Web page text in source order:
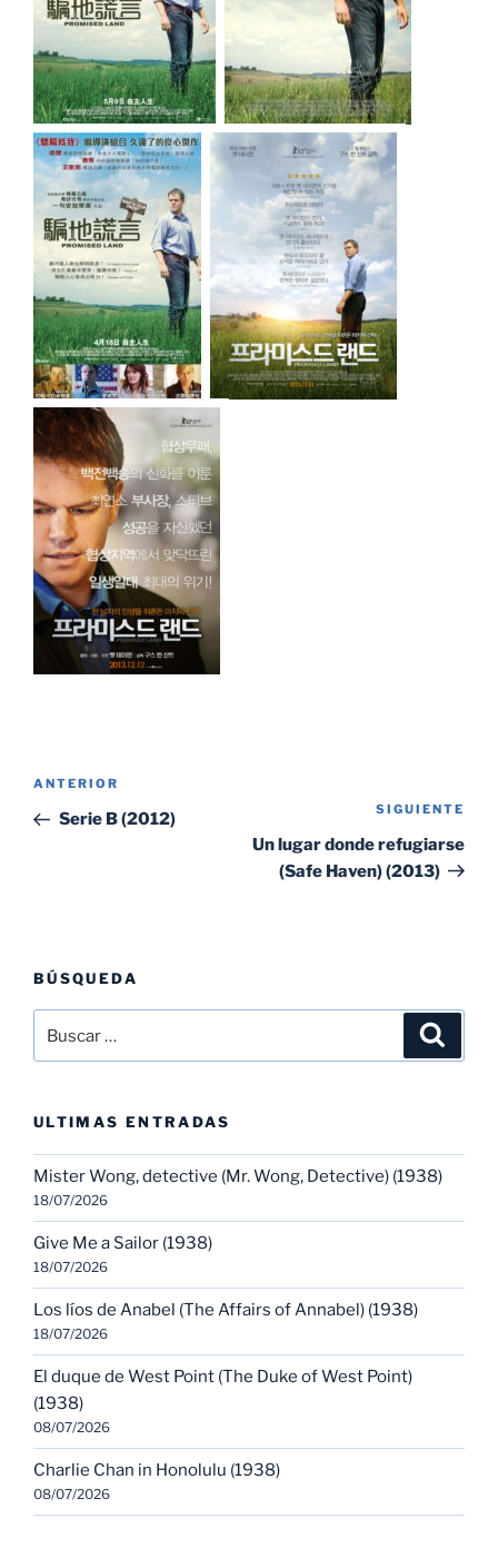
Navegación
entradas
Entrada
anterior:
ANTERIOR
Serie B (2012)
SIGUIENTE
Un lugar donde refugiarse
(Safe Haven) (2013)
BÚSQUEDA
por:
ULTIMAS ENTRADAS
Mister Wong, detective (Mr. Wong, Detective) (1938)
18/07/2026
Give Me a Sailor (1938)
18/07/2026
Los líos de Anabel (The Affairs of Annabel) (1938)
18/07/2026
El duque de West Point (The Duke of West Point)
(1938)
08/07/2026
Charlie Chan in Honolulu (1938)
08/07/2026